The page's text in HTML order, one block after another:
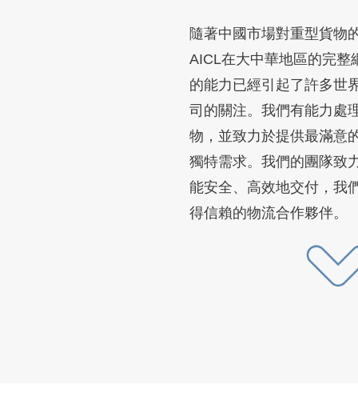
隨著中國市場對重型貨物
AICL在大中華地區的完整
的能力已經引起了許多世
司的關注。我們有能力處
物，並致力於提供最滿意
獨特需求。我們的團隊致
能安全、高效地交付，我
得信賴的物流合作夥伴。